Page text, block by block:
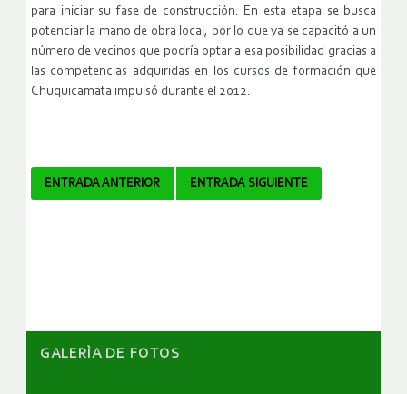
para iniciar su fase de construcción. En esta etapa se busca
potenciar la mano de obra local, por lo que ya se capacitó a un
número de vecinos que podría optar a esa posibilidad gracias a
las competencias adquiridas en los cursos de formación que
Chuquicamata impulsó durante el 2012.
Navegador
ENTRADA ANTERIOR ENTRADA SIGUIENTE
GALERÌA DE FOTOS